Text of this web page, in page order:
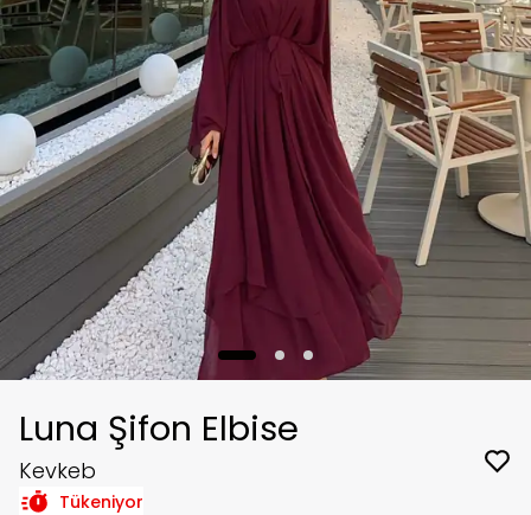
Luna Şifon Elbise
Kevkeb
Tükeniyor